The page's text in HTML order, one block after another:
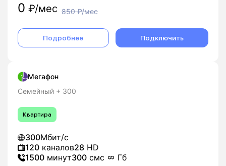
0 ₽/мес 850₽/мес
Подробнее Подключить
Мегафон
Семейный + 300
Квартира
300Мбит/с
120 каналов28 HD
1500 минут300 смс Гб